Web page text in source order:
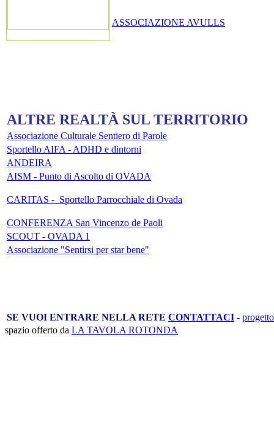
ASSOCIAZIONE AVULLS
ALTRE REALTÀ SUL TERRITORIO
Associazione Culturale Sentiero di Parole
Sportello AIFA - ADHD e dintorni
ANDEIRA
AISM - Punto di Ascolto di OVADA
CARITAS - Sportello Parrocchiale di Ovada
CONFERENZA San Vincenzo de Paoli
SCOUT - OVADA 1
Associazione "Sentirsi per star bene"
SE VUOI ENTRARE NELLA RETE CONTATTACI -
spazio offerto da LA TAVOLA ROTONDA